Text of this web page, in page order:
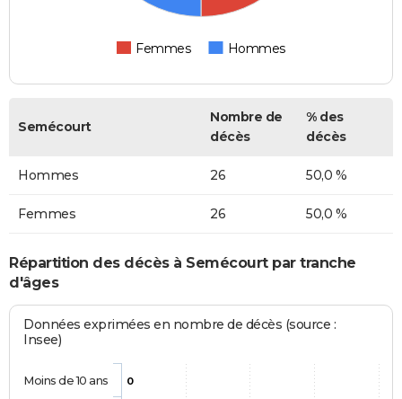
Femmes Hommes
Semécourt
Nombre de
décès
% des
décès
Hommes 26 50,0 %
Femmes 26 50,0 %
Répartition des décès à Semécourt par tranche
d'âges
Données exprimées en nombre de décès (source :
Insee)
0
Moins de 10 ans